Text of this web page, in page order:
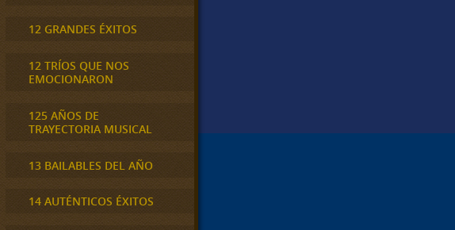
12 GRANDES ÉXITOS
12 TRÍOS QUE NOS
EMOCIONARON
125 AÑOS DE
TRAYECTORIA MUSICAL
13 BAILABLES DEL AÑO
14 AUTÉNTICOS ÉXITOS